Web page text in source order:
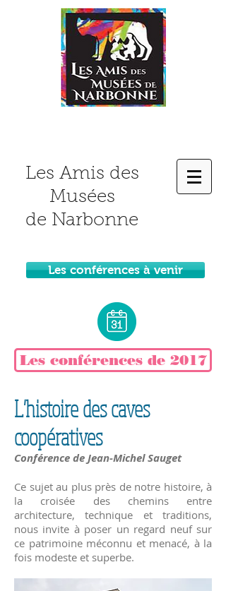
Les Amis des
Musées
de Narbonne
Les conférences à venir
Les conférences de 2017
L'histoire des caves
coopératives
Conférence de Jean-Michel Sauget
Ce sujet au plus près de notre histoire, à
la croisée des chemins entre
architecture, technique et traditions,
nous invite à poser un regard neuf sur
ce patrimoine méconnu et menacé, à la
fois modeste et superbe.